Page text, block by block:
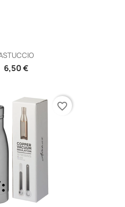
6,50 €
favorite_border